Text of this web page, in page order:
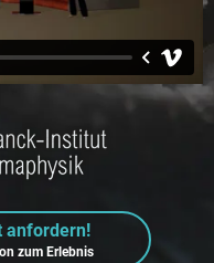
anfordern!
zum Erlebnis